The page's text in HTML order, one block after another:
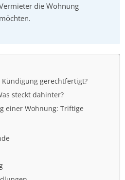
die Wohnung
gerechtfertigt?
steckt dahinter?
einer Wohnung: Triftige